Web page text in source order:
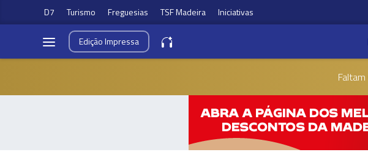
D7 Turismo Freguesias TSF Madeira Iniciativas
EdiçãoImpressa
Faltam